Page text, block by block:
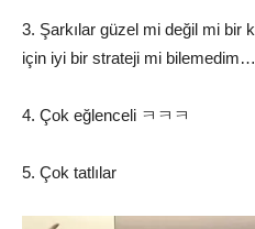
3. Şarkılar güzel mi değil mi bir
için iyi bir strateji mi bilemedim…
4. Çok eğlenceli ㅋㅋㅋ
5. Çok tatlılar